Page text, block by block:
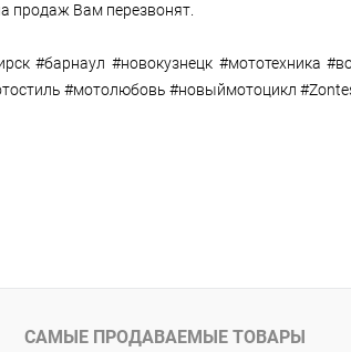
продаж Вам перезвонят.
#барнаул #новокузнецк #мототехника
#мотолюбовь #новыймотоцикл
САМЫЕ ПРОДАВАЕМЫЕ ТОВАРЫ